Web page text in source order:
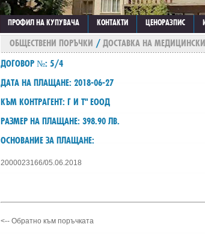
ПРОФИЛ НА КУПУВАЧА КОНТАКТИ ЦЕНОРАЗПИС
ОБЩЕСТВЕНИ ПОРЪЧКИ / ДОСТАВКА НА
ДОГОВОР №: 5/4
ДАТА НА ПЛАЩАНЕ: 2018-06-27
КЪМ КОНТРАГЕНТ: Г И Т" ЕООД
РАЗМЕР НА ПЛАЩАНЕ: 398.90 ЛВ.
ОСНОВАНИЕ ЗА ПЛАЩАНЕ:
2000023166/05.06.2018
<-- Обратно към поръчката